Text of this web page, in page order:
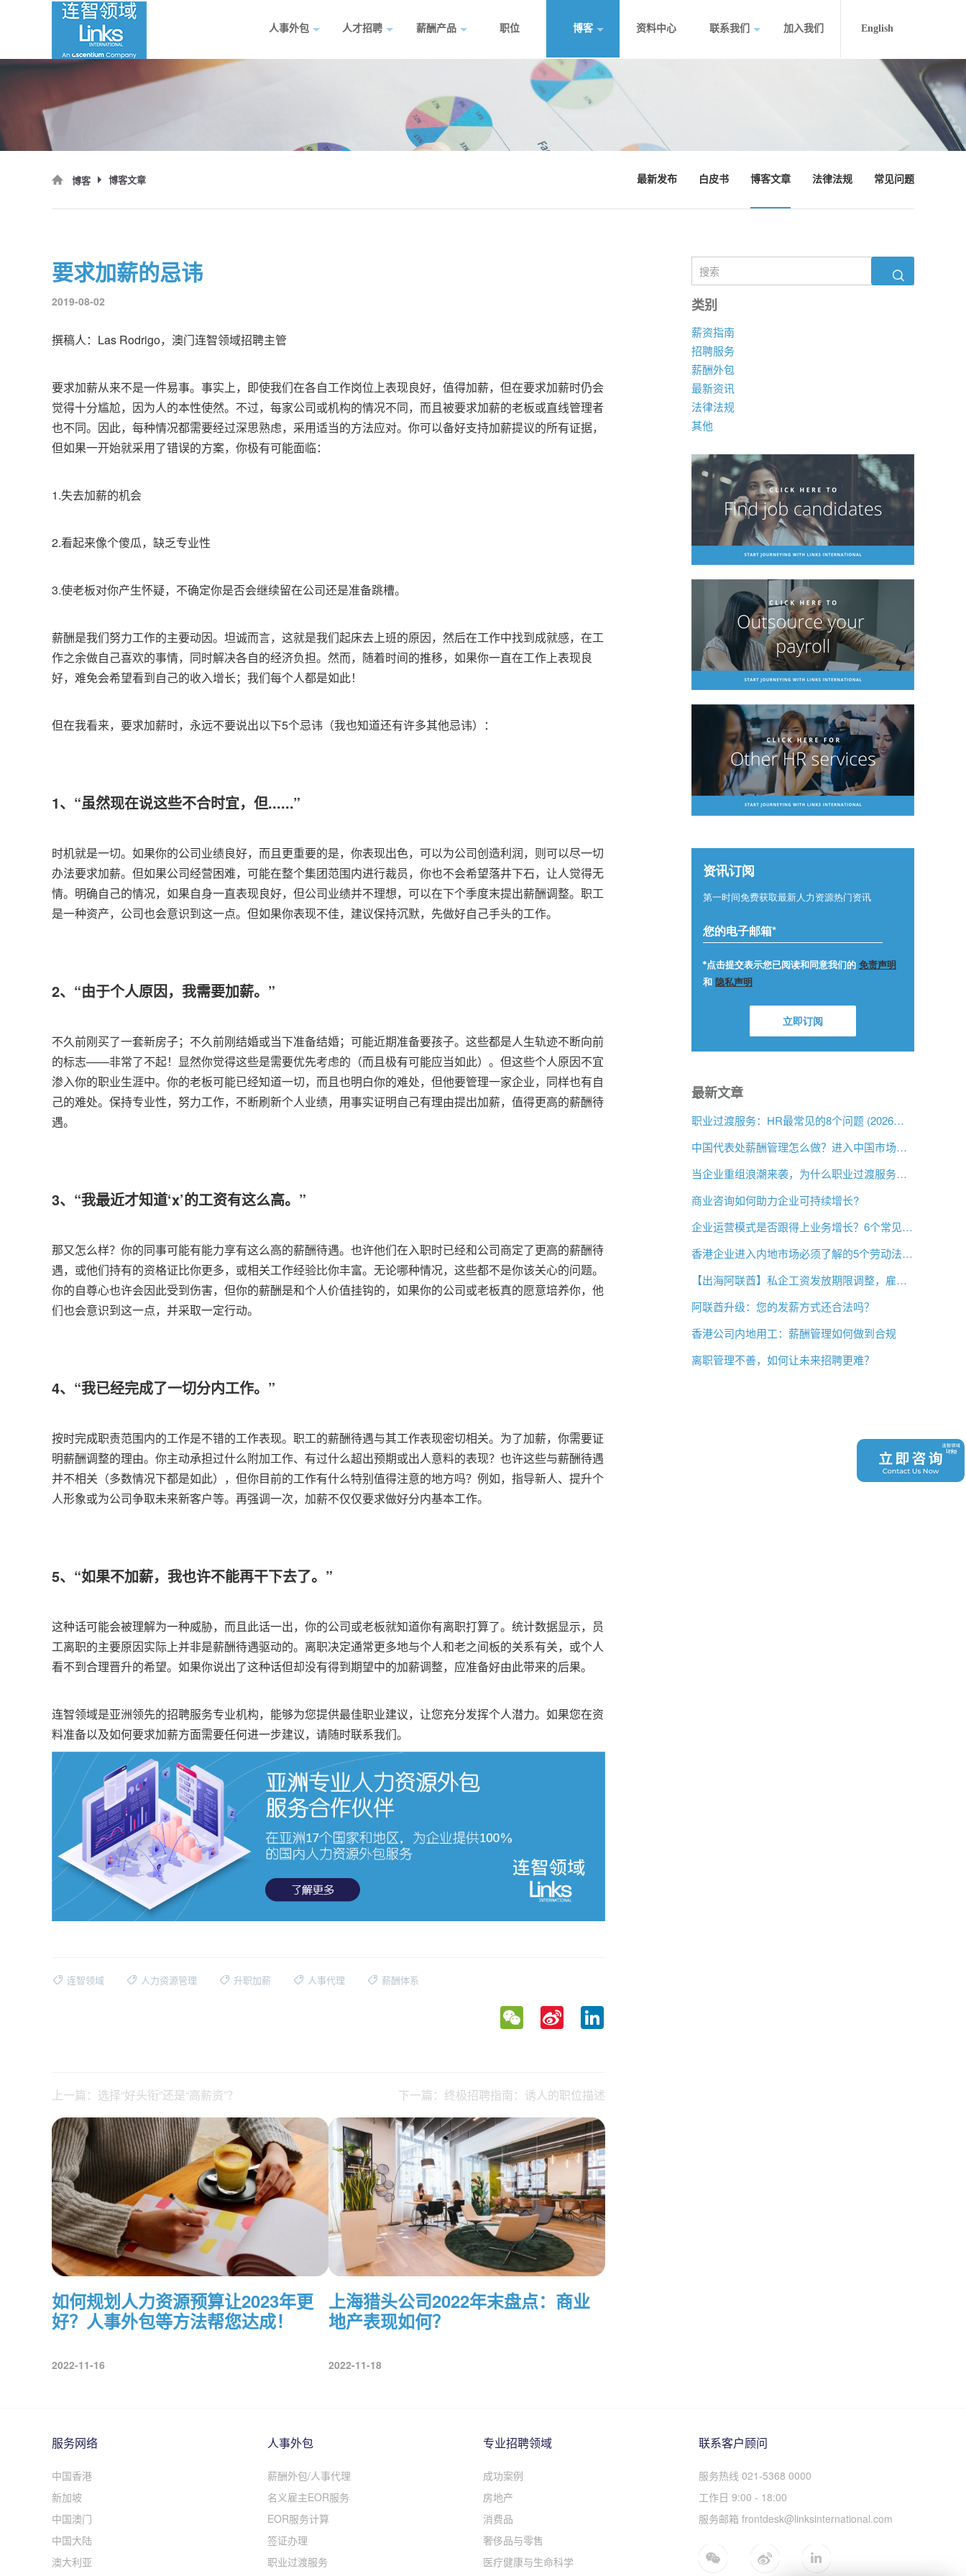
人事外包 人才招聘 薪酬产品 职位 博客 资料中心 联系我们 加入我们 English
博客 博客文章 最新发布 白皮书 博客文章 法律法规 常见问题
要求加薪的忌讳
2019-08-02
撰稿人：Las Rodrigo，澳门连智领域招聘主管
要求加薪从来不是一件易事。事实上，即使我们在各自工作岗位上表现良好，值得加薪，但在要求加薪时仍会
觉得十分尴尬，因为人的本性使然。不过，每家公司或机构的情况不同，而且被要求加薪的老板或直线管理者
也不同。因此，每种情况都需要经过深思熟虑，采用适当的方法应对。你可以备好支持加薪提议的所有证据，
但如果一开始就采用了错误的方案，你极有可能面临：
1.失去加薪的机会
2.看起来像个傻瓜，缺乏专业性
3.使老板对你产生怀疑，不确定你是否会继续留在公司还是准备跳槽。
薪酬是我们努力工作的主要动因。坦诚而言，这就是我们起床去上班的原因，然后在工作中找到成就感，在工
作之余做自己喜欢的事情，同时解决各自的经济负担。然而，随着时间的推移，如果你一直在工作上表现良
好，难免会希望看到自己的收入增长；我们每个人都是如此！
但在我看来，要求加薪时，永远不要说出以下5个忌讳（我也知道还有许多其他忌讳）：
1、“虽然现在说这些不合时宜，但......”
时机就是一切。如果你的公司业绩良好，而且更重要的是，你表现出色，可以为公司创造利润，则可以尽一切
办法要求加薪。但如果公司经营困难，可能在整个集团范围内进行裁员，你也不会希望落井下石，让人觉得无
情。明确自己的情况，如果自身一直表现良好，但公司业绩并不理想，可以在下个季度末提出薪酬调整。职工
是一种资产，公司也会意识到这一点。但如果你表现不佳，建议保持沉默，先做好自己手头的工作。
2、“由于个人原因，我需要加薪。”
不久前刚买了一套新房子；不久前刚结婚或当下准备结婚；可能近期准备要孩子。这些都是人生轨迹不断向前
的标志——非常了不起！显然你觉得这些是需要优先考虑的（而且极有可能应当如此）。但这些个人原因不宜
渗入你的职业生涯中。你的老板可能已经知道一切，而且也明白你的难处，但他要管理一家企业，同样也有自
己的难处。保持专业性，努力工作，不断刷新个人业绩，用事实证明自己有理由提出加薪，值得更高的薪酬待
遇。
3、“我最近才知道‘x’的工资有这么高。”
那又怎么样？你的同事可能有能力享有这么高的薪酬待遇。也许他们在入职时已经和公司商定了更高的薪酬待
遇，或他们持有的资格证比你更多，或相关工作经验比你丰富。无论哪种情况，这些都不是你该关心的问题。
你的自尊心也许会因此受到伤害，但你的薪酬是和个人价值挂钩的，如果你的公司或老板真的愿意培养你，他
们也会意识到这一点，并采取一定行动。
4、“我已经完成了一切分内工作。”
按时完成职责范围内的工作是不错的工作表现。职工的薪酬待遇与其工作表现密切相关。为了加薪，你需要证
明薪酬调整的理由。你主动承担过什么附加工作、有过什么超出预期或出人意料的表现？也许这些与薪酬待遇
并不相关（多数情况下都是如此），但你目前的工作有什么特别值得注意的地方吗？例如，指导新人、提升个
人形象或为公司争取未来新客户等。再强调一次，加薪不仅仅要求做好分内基本工作。
5、“如果不加薪，我也许不能再干下去了。”
这种话可能会被理解为一种威胁，而且此话一出，你的公司或老板就知道你有离职打算了。统计数据显示，员
工离职的主要原因实际上并非是薪酬待遇驱动的。离职决定通常更多地与个人和老之间板的关系有关，或个人
看不到合理晋升的希望。如果你说出了这种话但却没有得到期望中的加薪调整，应准备好由此带来的后果。
连智领域是亚洲领先的招聘服务专业机构，能够为您提供最佳职业建议，让您充分发挥个人潜力。如果您在资
料准备以及如何要求加薪方面需要任何进一步建议，请随时联系我们。
连智领域 人力资源管理 升职加薪 人事代理 薪酬体系
WeChat
Sina
Weibo
上一篇：选择“好头衔”还是“高薪资”？ 下一篇：终极招聘指南：诱人的职位描述
如何规划人力资源预算让2023年更
好？人事外包等方法帮您达成！
2022-11-16
上海猎头公司2022年末盘点：商业
地产表现如何？
2022-11-18
类别
薪资指南
招聘服务
薪酬外包
最新资讯
法律法规
其他
最新文章
职业过渡服务：HR最常见的8个问题 (2026年版)
中国代表处薪酬管理怎么做？进入中国市场前的用工指南
当企业重组浪潮来袭，为什么职业过渡服务比以往更重要？
商业咨询如何助力企业可持续增长?
企业运营模式是否跟得上业务增长？6个常见信号
香港企业进入内地市场必须了解的5个劳动法差异
【出海阿联酋】私企工资发放期限调整，雇主薪酬管理需要关注什么？
阿联酋升级：您的发薪方式还合法吗？
香港公司内地用工：薪酬管理如何做到合规
离职管理不善，如何让未来招聘更难？
服务网络
中国香港
新加坡
中国澳门
中国大陆
澳大利亚
人事外包
薪酬外包/人事代理
名义雇主EOR服务
EOR服务计算
签证办理
职业过渡服务
专业招聘领域
成功案例
房地产
消费品
奢侈品与零售
医疗健康与生命科学
联系客户顾问
服务热线 021-5368 0000
工作日 9:00 - 18:00
服务邮箱 frontdesk@linksinternational.com